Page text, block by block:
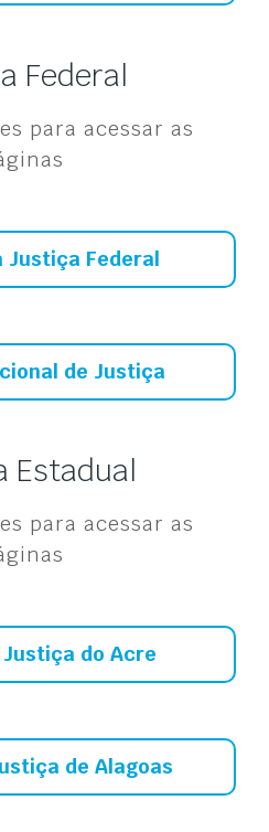
Federal
para acessar as
Justiça Federal
de Justiça
Estadual
para acessar as
do Acre
de Alagoas